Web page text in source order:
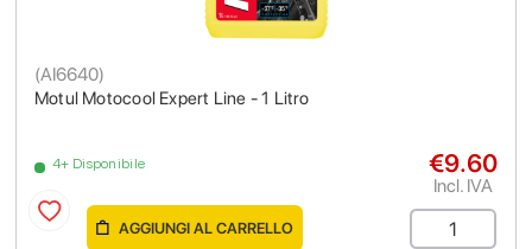
Motul Motocool Expert Line - 1 Litro
(AI6640)
4+ Disponibile €9.60
Incl. IVA
AGGIUNGI AL CARRELLO